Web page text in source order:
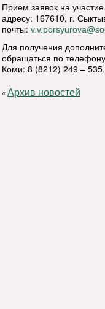
Прием заявок на
адресу: 167610, г.
почты:
Для получения
обращаться по
Коми: 8 (8212) 249 – 535.
«Архив новостей